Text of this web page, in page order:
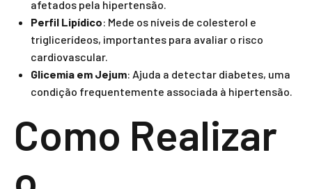
afetados pela hipertensão.
Perfil Lipídico: Mede os níveis de colesterol e
triglicerídeos, importantes para avaliar o risco
cardiovascular.
Glicemia em Jejum: Ajuda a detectar diabetes, uma
condição frequentemente associada à hipertensão.
Como Realizar